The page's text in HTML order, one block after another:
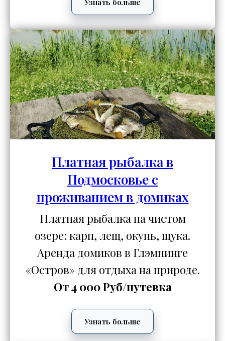
Узнать больше
Платная рыбалка в
Подмосковье с
проживанием в домиках
Платная рыбалка на чистом
озере: карп, лещ, окунь, щука.
Аренда домиков в Глэмпинге
«Остров» для отдыха на природе.
От 4 000 Руб/путевка
Узнать больше